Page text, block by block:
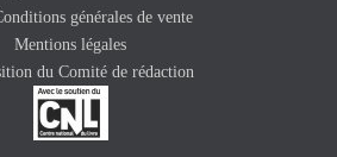
générales de vente
Mentions légales
du Comité de rédaction